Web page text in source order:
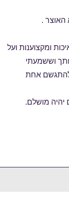
.
ומקצוענות ועל
וששמעתי
אחת
יהיה מושלם.